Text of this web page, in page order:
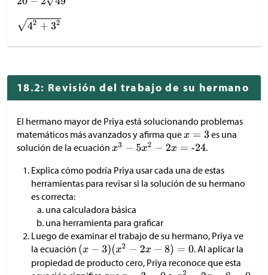
18.2: Revisión del trabajo de su hermano
El hermano mayor de Priya está solucionando problemas
matemáticos más avanzados y afirma que
es una
solución de la ecuación
.
Explica cómo podría Priya usar cada una de estas
herramientas para revisar si la solución de su hermano
es correcta:
una calculadora básica
una herramienta para graficar
Luego de examinar el trabajo de su hermano, Priya ve
la ecuación
. Al aplicar la
propiedad de producto cero, Priya reconoce que esta